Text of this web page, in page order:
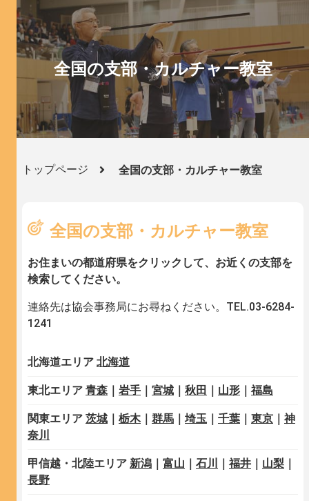
全国の支部・カルチャー教室
トップページ 全国の支部・カルチャー教室
全国の支部・カルチャー教室
お住まいの都道府県をクリックして、お近くの支部を
検索してください。
連絡先は協会事務局にお尋ねください。TEL.03-6284-
1241
北海道エリア 北海道
東北エリア 青森 ｜ 岩手 ｜ 宮城 ｜ 秋田 ｜ 山形 ｜ 福島
関東エリア 茨城 ｜ 栃木｜ 群馬 ｜ 埼玉 ｜ 千葉 ｜ 東京 ｜ 神
奈川
甲信越・北陸エリア 新潟 ｜ 富山 ｜ 石川 ｜ 福井 ｜ 山梨 ｜
長野